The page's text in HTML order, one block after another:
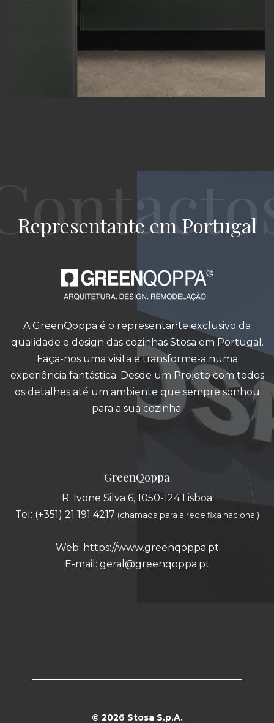
Representante em Portugal
A GreenQoppa é o representante exclusivo da
qualidade e design das cozinhas Stosa em Portugal.
Faça-nos uma visita e transforme-a numa
experiência fantástica. Desde um Projeto com todos
os detalhes até um ambiente que sempre sonhou
para a sua cozinha.
GreenQoppa
R. Ivone Silva 6, 1050-124 Lisboa
Tel: (+351) 21 191 4217 (chamada para a rede fixa nacional)
Web: https://www.greenqoppa.pt
E-mail: geral@greenqoppa.pt
© 2026 Stosa S.p.A.